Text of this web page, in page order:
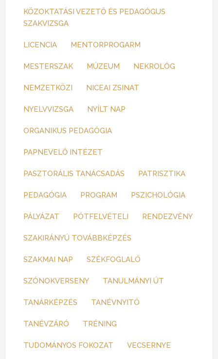
KÖZOKTATÁSI VEZETŐ ÉS PEDAGÓGUS
SZAKVIZSGA
LICENCIA MENTORPROGARM
MESTERSZAK MÚZEUM NEKROLÓG
NEMZETKÖZI NICEAI ZSINAT
NYELVVIZSGA NYÍLT NAP
ORGANIKUS PEDAGÓGIA
PAPNEVELŐ INTÉZET
PASZTORÁLIS TANÁCSADÁS PATRISZTIKA
PEDAGÓGIA PROGRAM PSZICHOLÓGIA
PÁLYÁZAT PÓTFELVÉTELI RENDEZVÉNY
SZAKIRÁNYÚ TOVÁBBKÉPZÉS
SZAKMAI NAP SZÉKFOGLALÓ
SZÓNOKVERSENY TANULMÁNYI ÚT
TANÁRKÉPZÉS TANÉVNYITÓ
TANÉVZÁRÓ TRÉNING
TUDOMÁNYOS FOKOZAT VECSERNYE